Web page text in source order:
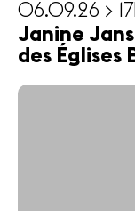
06.09.26 >
Janine
des Églises